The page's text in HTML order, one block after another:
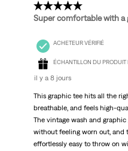
5 étoile(s) sur 5.
Super comfortable with a
ACHETEUR VÉRIFIÉ
ÉCHANTILLON DU PRODUIT
il y a 8 jours
This graphic tee hits all the
breathable, and feels high-
The vintage wash and
without feeling worn out, and
effortlessly easy to throw on